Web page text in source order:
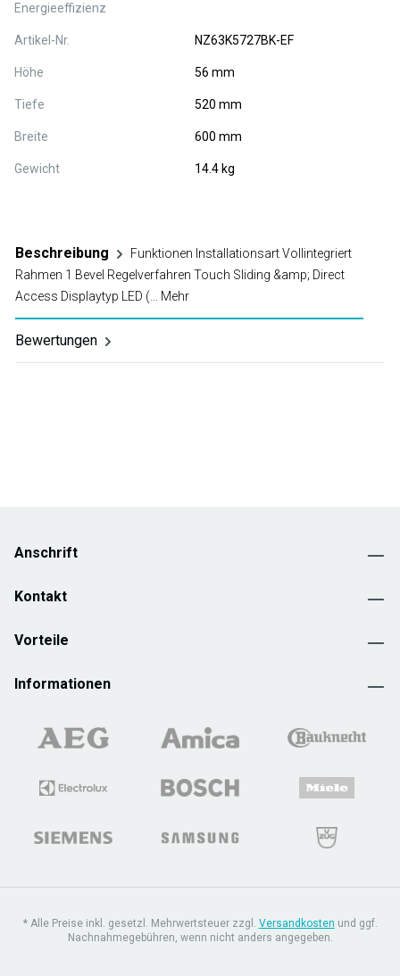
Energieeffizienz
Artikel-Nr. NZ63K5727BK-EF
Höhe 56 mm
Tiefe 520 mm
Breite 600 mm
Gewicht 14.4 kg
Beschreibung
Funktionen Installationsart Vollintegriert
Rahmen 1 Bevel Regelverfahren Touch Sliding &amp; Direct
Access Displaytyp LED (… Mehr
Bewertungen
Anschrift
Kontakt
Vorteile
Informationen
* Alle Preise inkl. gesetzl. Mehrwertsteuer zzgl. Versandkosten und ggf.
Nachnahmegebühren, wenn nicht anders angegeben.